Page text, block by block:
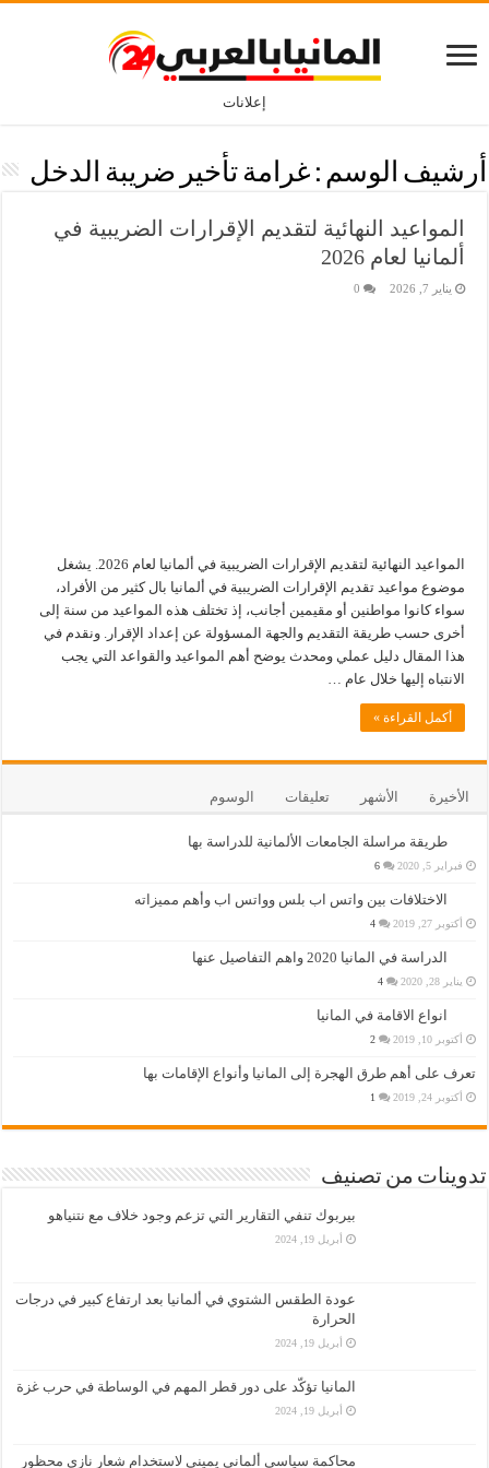
إعلانات
أرشيف الوسم : غرامة تأخير ضريبة الدخل
المواعيد النهائية لتقديم الإقرارات الضريبية في
ألمانيا لعام 2026
يناير 7, 2026 0
المواعيد النهائية لتقديم الإقرارات الضريبية في ألمانيا لعام 2026. يشغل
موضوع مواعيد تقديم الإقرارات الضريبية في ألمانيا بال كثير من الأفراد،
سواء كانوا مواطنين أو مقيمين أجانب، إذ تختلف هذه المواعيد من سنة إلى
أخرى حسب طريقة التقديم والجهة المسؤولة عن إعداد الإقرار. ونقدم في
هذا المقال دليل عملي ومحدث يوضح أهم المواعيد والقواعد التي يجب
الانتباه إليها خلال عام …
أكمل القراءة »
الأخيرة الأشهر تعليقات الوسوم
طريقة مراسلة الجامعات الألمانية للدراسة بها
فبراير 5, 2020 6
الاختلافات بين واتس اب بلس وواتس اب وأهم مميزاته
أكتوبر 27, 2019 4
الدراسة في المانيا 2020 واهم التفاصيل عنها
يناير 28, 2020 4
انواع الاقامة في المانيا
أكتوبر 10, 2019 2
تعرف على أهم طرق الهجرة إلى المانيا وأنواع الإقامات بها
أكتوبر 24, 2019 1
تدوينات من تصنيف
بيربوك تنفي التقارير التي تزعم وجود خلاف مع نتنياهو
أبريل 19, 2024
عودة الطقس الشتوي في ألمانيا بعد ارتفاع كبير في درجات
الحرارة
أبريل 19, 2024
المانيا تؤكّد على دور قطر المهم في الوساطة في حرب غزة
أبريل 19, 2024
محاكمة سياسي ألماني يميني لاستخدام شعار نازي محظور